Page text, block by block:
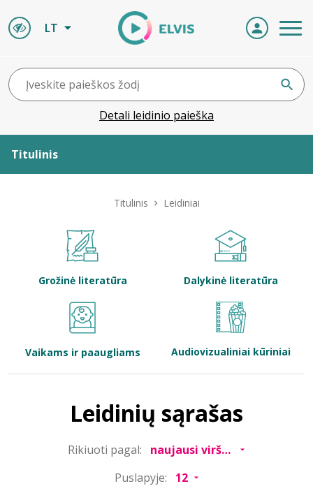
LT
Detali leidinio paieška
Titulinis
Bibliotekoms
Titulinis Leidiniai
Grožinė literatūra Dalykinė literatūra
Vaikams ir paaugliams Audiovizualiniai kūriniai
Leidinių sąrašas
Rikiuoti pagal:
Puslapyje: